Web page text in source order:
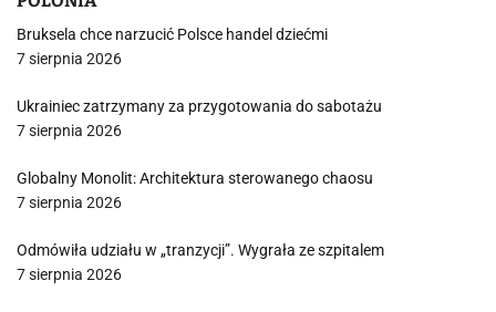
Bruksela chce narzucić Polsce handel dziećmi
7 sierpnia 2026
Ukrainiec zatrzymany za przygotowania do sabotażu
7 sierpnia 2026
Globalny Monolit: Architektura sterowanego chaosu
7 sierpnia 2026
Odmówiła udziału w „tranzycji”. Wygrała ze szpitalem
7 sierpnia 2026